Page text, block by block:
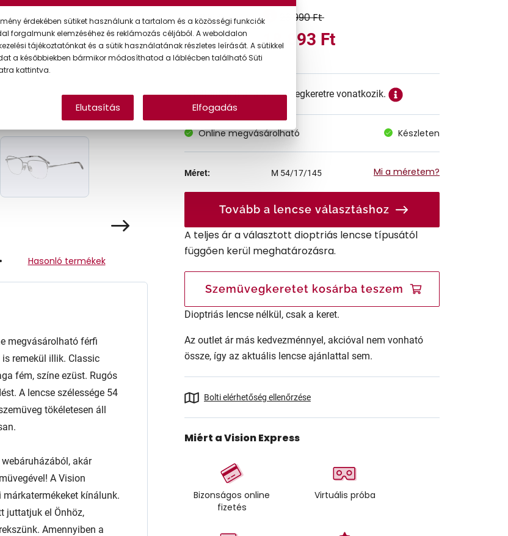
Hasonló termékek
megvásárolható férfi
remekül illik. Classic
fém, színe ezüst. Rugós
A lencse szélessége 54
tökéletesen áll
akár
A Vision
kínálunk.
juttatjuk el Önhöz,
Amennyiben a
Korábbi ár: 26.990 Ft
18.893 Ft
A feltűntetett ár a szemüvegkeretre vonatkozik.
Online megvásárolható Készleten
Méret: M 54/17/145 Mi a méretem?
Tovább a lencse választáshoz
A teljes ár a választott dioptriás lencse típusától
függően kerül meghatározásra.
Szemüvegkeretet kosárba teszem
Dioptriás lencse nélkül, csak a keret.
Az outlet ár más kedvezménnyel, akcióval nem vonható
össze, így az aktuális lencse ajánlattal sem.
Bolti elérhetőség ellenőrzése
Miért a Vision Express
Bizonságos online
fizetés
Virtuális próba
érdekében sütiket használunk a tartalom és a közösségi funkciók
forgalmunk elemzéséhez és reklámozás céljából. A weboldalon
tájékoztatónkat és a sütik használatának részletes leírását. A sütikkel
a későbbiekben bármikor módosíthatod a láblécben található Süti
kattintva.
Elutasítás Elfogadás